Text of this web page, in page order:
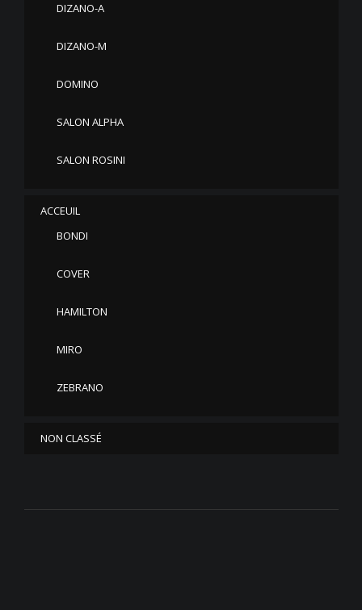
DIZANO-A
DIZANO-M
DOMINO
SALON ALPHA
SALON ROSINI
ACCEUIL
BONDI
COVER
HAMILTON
MIRO
ZEBRANO
NON CLASSÉ